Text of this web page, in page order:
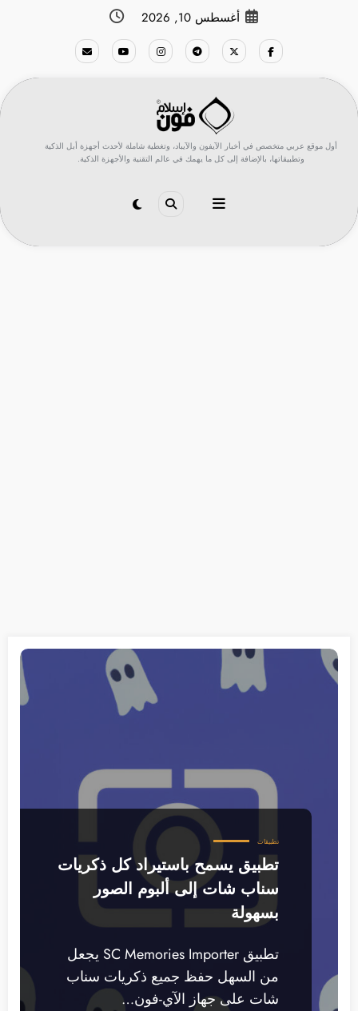
أغسطس 10, 2026
أول موقع عربي متخصص في أخبار الآيفون والآيباد، وتغطية شاملة لأحدث أجهزة أبل الذكية
وتطبيقاتها، بالإضافة إلى كل ما يهمك في عالم التقنية والأجهزة الذكية.
تطبيقات
تطبيق يسمح باستيراد كل ذكريات
سناب شات إلى ألبوم الصور
بسهولة
تطبيق SC Memories Importer يجعل
من السهل حفظ جميع ذكريات سناب
شات على جهاز الآي-فون…